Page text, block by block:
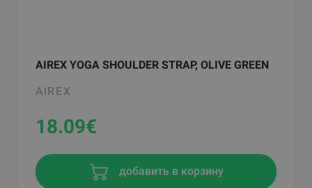
AIREX YOGA SHOULDER STRAP, OLIVE GREEN
AIREX
18.09€
добавить в корзину